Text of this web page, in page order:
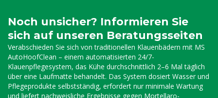
Noch unsicher? Informieren Sie
sich auf unseren Beratungsseiten
Verabschieden Sie sich von traditionellen Klauenbädern mit MS
AutoHoofClean – einem automatisierten 24/7-
Klauenpflegesystem, das Kühe durchschnittlich 2–6 Mal täglich
über eine Laufmatte behandelt. Das System dosiert Wasser und
Pflegeprodukte selbstständig, erfordert nur minimale Wartung
und liefert nachweisliche Ergebnisse gegen Mortellaro-